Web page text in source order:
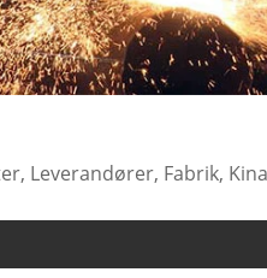
Leverandører, Fabrik,